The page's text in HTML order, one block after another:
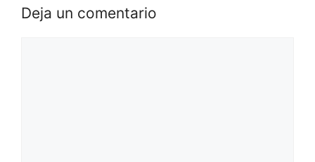
Deja un comentario